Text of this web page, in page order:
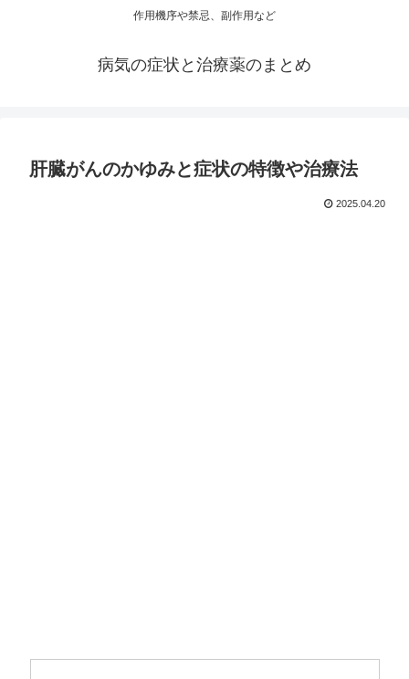
作用機序や禁忌、副作用など
病気の症状と治療薬のまとめ
肝臓がんのかゆみと症状の特徴や治療法
2025.04.20